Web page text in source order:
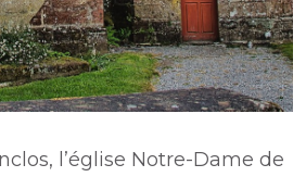
l’église Notre-Dame de